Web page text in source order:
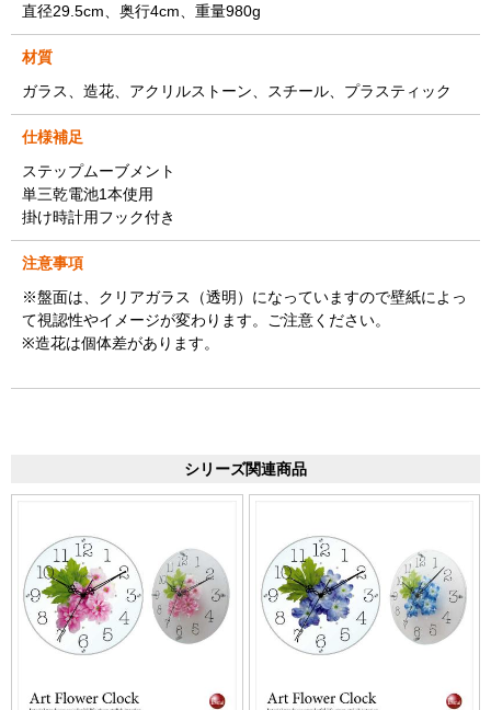
直径29.5cm、奥行4cm、重量980g
材質
ガラス、造花、アクリルストーン、スチール、プラスティック
仕様補足
ステップムーブメント
単三乾電池1本使用
掛け時計用フック付き
注意事項
※盤面は、クリアガラス（透明）になっていますので壁紙によっ
て視認性やイメージが変わります。ご注意ください。
※造花は個体差があります。
シリーズ関連商品